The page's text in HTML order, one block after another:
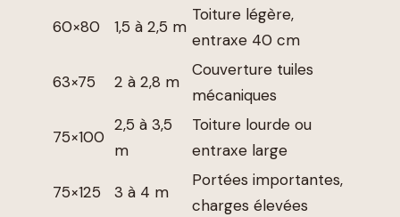
60×80 1,5 à 2,5 m
Toiture légère,
entraxe 40 cm
63×75 2 à 2,8 m
Couverture tuiles
mécaniques
75×100
2,5 à 3,5
m
Toiture lourde ou
entraxe large
75×125 3 à 4 m
Portées importantes,
charges élevées